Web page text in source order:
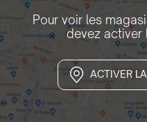
Pour voir les
devez activer
ACTIVER